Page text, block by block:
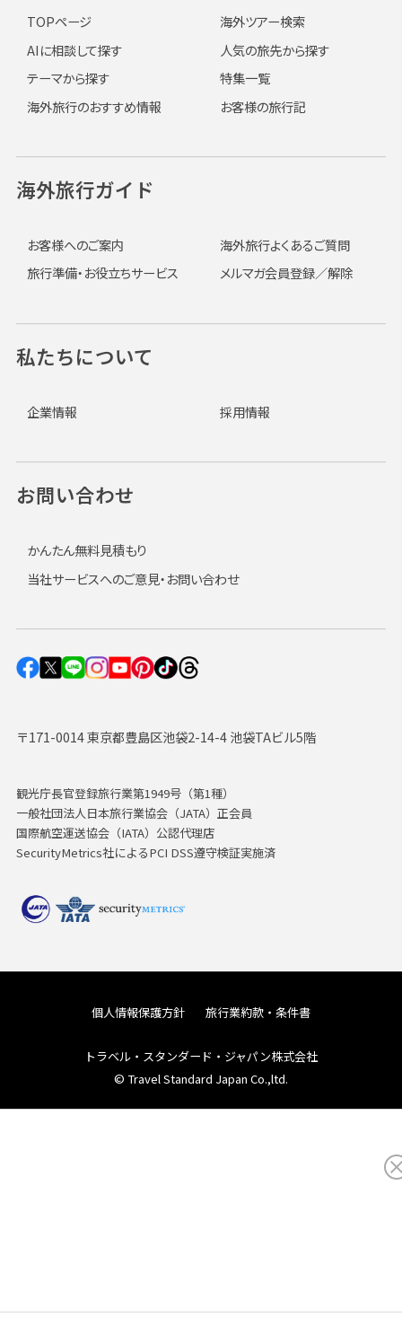
〒171-0014 東京都豊島区池袋2-14-4 池袋TAビル5階
観光庁長官登録旅行業第1949号（第1種）
一般社団法人日本旅行業協会（JATA）正会員
国際航空運送協会（IATA）公認代理店
SecurityMetrics社によるPCI DSS遵守検証実施済
TOPページ
海外ツアー検索
AIに相談して探す
人気の旅先から探す
テーマから探す
特集一覧
海外旅行のおすすめ情報
お客様の旅行記
海外旅行ガイド
お客様へのご案内
海外旅行よくあるご質問
旅行準備・お役立ちサービス
メルマガ会員登録／解除
私たちについて
企業情報 採用情報
お問い合わせ
かんたん無料見積もり
当社サービスへのご意見・お問い合わせ
個人情報保護方針 旅行業約款・条件書
トラベル・スタンダード・ジャパン株式会社
© Travel Standard Japan Co.,ltd.